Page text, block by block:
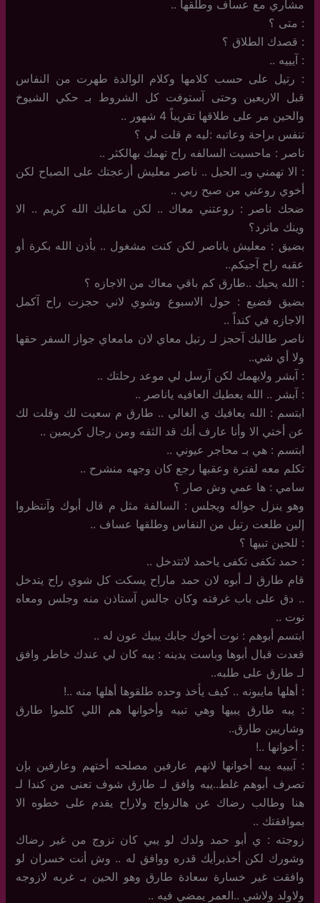
مشاري مع عساف وطلقها ..
: متى ؟
: قصدك الطلاق ؟
: آيييه ..
: رتيل على حسب كلامها وكلام الوالدة طهرت من النفاس
قبل الاربعين وحتى آستوفت كل الشروط بـ حكي الشيوخ
والحين مر على طلاقها تقريباً 4 شهور ..
تنفس براحة وعاتبه :ليه م قلت لي ؟
ناصر : ماحسيت السالفه راح تهمك بهالكثر ..
: الا تهمني وبـ الحيل .. ناصر معليش أزعجتك على الصباح لكن
أخوي روعني من صبح ربي ..
ضحك ناصر : روعتني معاك .. لكن ماعليك الله كريم .. الا
وينك ماترد؟
بضيق : معليش ياناصر لكن كنت مشغول .. بأذن الله بكرة أو
عقبه راح آجيكم..
: الله يحيك ..طارق كم باقي معاك من الاجازه ؟
بضيق فضيع : حول الاسبوع وشوي لاني حجزت راح آكمل
الاجازه في كنداً ..
ناصر طالبك آحجز لـ رتيل معاي لان مامعاي جواز السفر حقها
ولا أي شي..
: آبشر ولايهمك لكن آرسل لي موعد رحلتك ..
: آبشر .. الله يعطيك العافيه ياناصر ..
ابتسم : الله يعافيك ي الغالي .. طارق م سعيت لك وقلت لك
عن أختي الا وأنا عارف أنك قد الثقه ومن رجال كريمين ..
ابتسم : هي بـ محاجر عيوني ..
تكلم معه لفترة وعقبها رجع كان وجهه منشرح ..
سامي : ها عمي وش صار ؟
وهو ينزل جواله ويجلس : السالفة مثل م قال أبوك وآنتظروا
إلين طلعت رتيل من النفاس وطلقها عساف ..
: للحين تبيها ؟
: حمد تكفى تكفى ياحمد لاتتدخل ..
قام طارق لـ أبوه لان حمد ماراح يسكت كل شوي راح يتدخل
.. دق على باب غرفته وكان جالس آستاذن منه وجلس ومعاه
نوت ..
ابتسم أبوهم : نوت أخوك جابك يبيك عون له ..
قعدت قبال أبوها وباست يدينه : يبه كان لي عندك خاطر وافق
لـ طارق على طلبه..
: أهلها مايبونه .. كيف يأخذ وحده طلقوها أهلها منه ..!
: يبه طارق يبيها وهي تبيه وأخوانها هم اللي كلموا طارق
وشاريين طارق..
: أخوانها ..!
: آيييه يبه أخوانها لانهم عارفين مصلحه أختهم وعارفين بإن
تصرف أبوهم غلط..يبه وافق لـ طارق شوف تعنى من كندا لـ
هنا وطالب رضاك عن هالزواج ولاراح يقدم على خطوه الا
بموافقتك ..
زوجته : ي أبو حمد ولدك لو يبي كان تزوج من غير رضاك
وشورك لكن أخذبرأيك قدره ووافق له .. وش أنت خسران لو
وافقت غير خسارة سعادة طارق وهو الحين بـ غربه لازوجه
ولاولد ولاشي ..العمر يمضي فيه ..